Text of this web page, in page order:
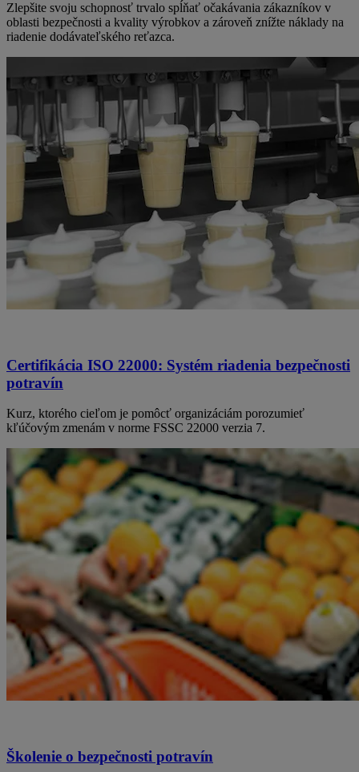
Zlepšite svoju schopnosť trvalo spĺňať očakávania zákazníkov v
oblasti bezpečnosti a kvality výrobkov a zároveň znížte náklady na
riadenie dodávateľského reťazca.
Certifikácia ISO 22000: Systém riadenia bezpečnosti
potravín
Kurz, ktorého cieľom je pomôcť organizáciám porozumieť
kľúčovým zmenám v norme FSSC 22000 verzia 7.
Školenie o bezpečnosti potravín